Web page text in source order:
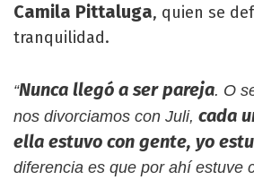
Camila Pittaluga, quien se
tranquilidad.
“Nunca llegó a ser pareja. O
nos divorciamos con Juli, cada
ella estuvo con gente, yo
diferencia es que por ahí estuve